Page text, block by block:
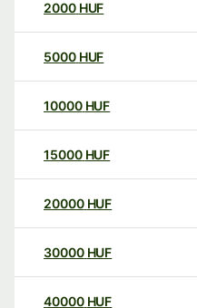
2000 HUF
5000 HUF
10000 HUF
15000 HUF
20000 HUF
30000 HUF
40000 HUF